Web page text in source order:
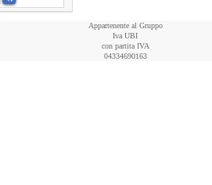
Appartenente al Gruppo
Iva UBI
con partita IVA
04334690163